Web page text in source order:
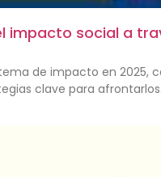
impacto social a
de impacto en
clave para afrontarlos.